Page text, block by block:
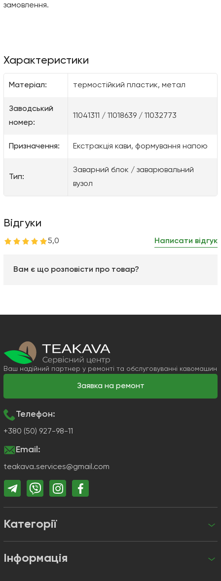
замовлення.
Характеристики
Матеріал: термостійкий пластик, метал
Заводський
номер:
11041311 / 11018639 / 11032773
Призначення: Екстракція кави, формування напою
Тип:
Заварний блок / заварювальний
вузол
Відгуки
5,0 Написати відгук
Вам є що розповісти про товар?
Ваш надійний партнер у ремонті та обслуговуванні кавомашин
Заявка на ремонт
Категорії
Інформація
Телефон:
+380 (50) 927-98-11
Email:
teakava.services@gmail.com